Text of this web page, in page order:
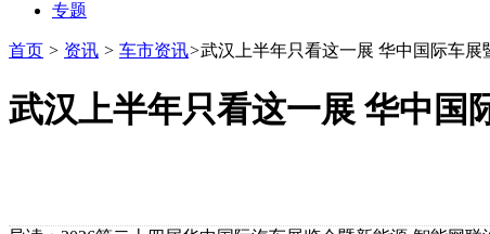
专题
首页 > 资讯 > 车市资讯>武汉上半年只看这一展 华中国际车
武汉上半年只看这一展 华中国